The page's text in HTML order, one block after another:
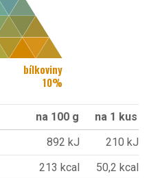
bílkoviny
10%
na 100 g
na 1 kus
892 kJ
210 kJ
213 kcal
50,2 kcal